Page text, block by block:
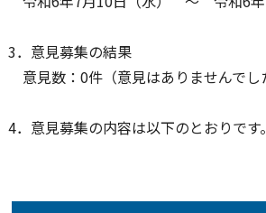
3．意見募集の結果
意見数：0件（意見はありませんでし
4．意見募集の内容は以下のとおりです。